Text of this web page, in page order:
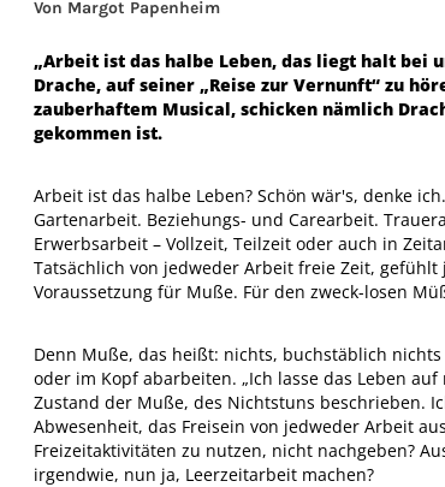
Von Margot Papenheim
„Arbeit ist das halbe Leben, das liegt halt bei
Drache, auf seiner „Reise zur Vernunft“ zu
zauberhaftem Musical, schicken nämlich
gekommen ist.
Arbeit ist das halbe Leben? Schön wär's, denke
Gartenarbeit. Beziehungs- und Carearbeit.
Erwerbsarbeit – Vollzeit, Teilzeit oder auch in
Tatsächlich von jedweder Arbeit freie Zeit,
Voraussetzung für Muße. Für den zweck-losen
Denn Muße, das heißt: nichts, buchstäblich
oder im Kopf abarbeiten. „Ich lasse das Leben
Zustand der Muße, des Nichtstuns beschrieben.
Abwesenheit, das Freisein von jedweder Arbeit
Freizeitaktivitäten zu nutzen, nicht nachgeben?
irgendwie, nun ja, Leerzeitarbeit machen?